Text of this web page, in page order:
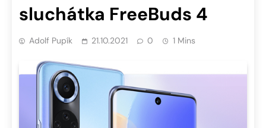
sluchátka FreeBuds 4
Adolf Pupík 21.10.2021 0 1 Mins